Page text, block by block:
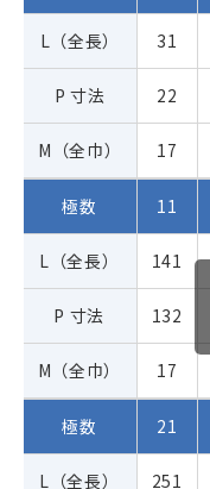
L（全長）
P 寸法
M（全巾）
31
22
17
極数
L（全長）
P 寸法
M（全巾）
11
141
132
17
極数
L（全長）
21
251